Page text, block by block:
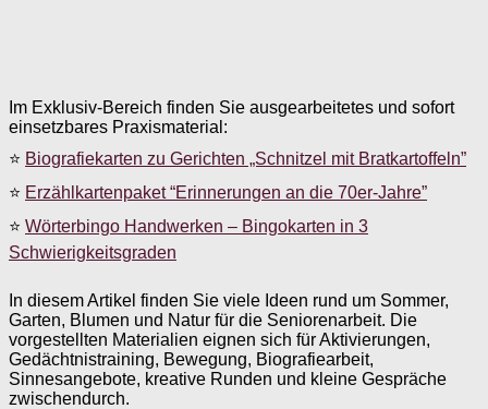
Im Exklusiv-Bereich finden Sie ausgearbeitetes und sofort
einsetzbares Praxismaterial:
⭐ Biografiekarten zu Gerichten „Schnitzel mit Bratkartoffeln”
⭐ Erzählkartenpaket “Erinnerungen an die 70er-Jahre”
⭐ Wörterbingo Handwerken – Bingokarten in 3
Schwierigkeitsgraden
In diesem Artikel finden Sie viele Ideen rund um Sommer,
Garten, Blumen und Natur für die Seniorenarbeit. Die
vorgestellten Materialien eignen sich für Aktivierungen,
Gedächtnistraining, Bewegung, Biografiearbeit,
Sinnesangebote, kreative Runden und kleine Gespräche
zwischendurch.